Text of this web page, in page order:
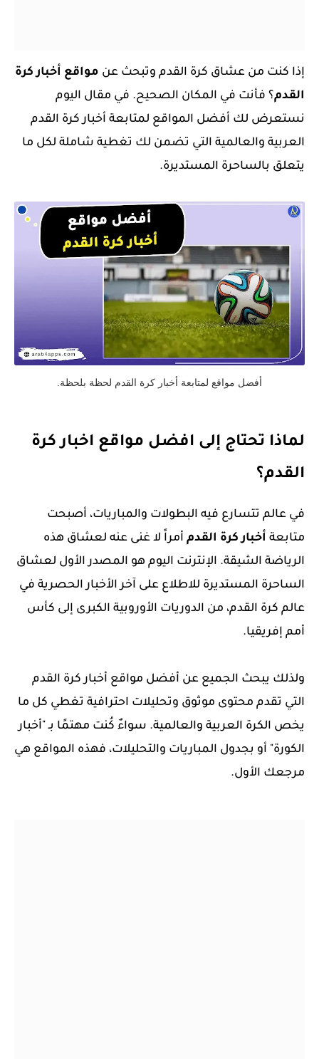
إذا كنت من عشاق كرة القدم وتبحث عن مواقع أخبار كرة
القدم؟ فأنت في المكان الصحيح. في مقال اليوم
نستعرض لك أفضل المواقع لمتابعة أخبار كرة القدم
العربية والعالمية التي تضمن لك تغطية شاملة لكل ما
يتعلق بالساحرة المستديرة.
أفضل مواقع لمتابعة أخبار كرة القدم لحظة بلحظة.
لماذا تحتاج إلى افضل مواقع اخبار كرة
القدم؟
في عالم تتسارع فيه البطولات والمباريات، أصبحت
متابعة أخبار كرة القدم أمراً لا غنى عنه لعشاق هذه
الرياضة الشيقة. الإنترنت اليوم هو المصدر الأول لعشاق
الساحرة المستديرة للاطلاع على آخر الأخبار الحصرية في
عالم كرة القدم، من الدوريات الأوروبية الكبرى إلى كأس
أمم إفريقيا.
ولذلك يبحث الجميع عن أفضل مواقع أخبار كرة القدم
التي تقدم محتوى موثوق وتحليلات احترافية تغطي كل ما
يخص الكرة العربية والعالمية. سواءٌ كُنت مهتمًا بـ "أخبار
الكورة" أو بجدول المباريات والتحليلات، فهذه المواقع هي
مرجعك الأول.